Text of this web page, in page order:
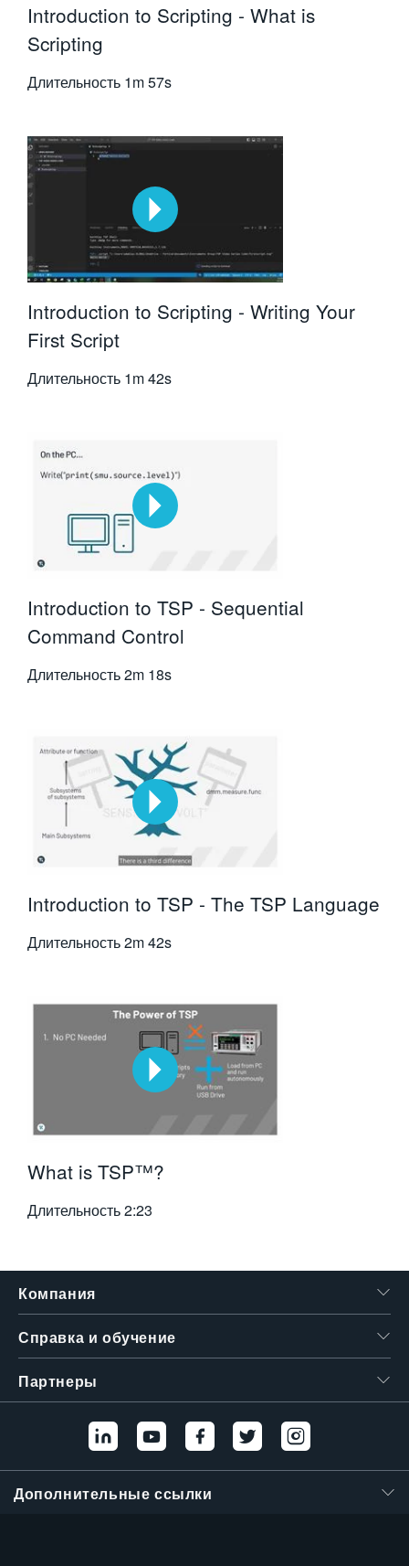
Introduction to Scripting - What is
Scripting
Длительность 1m 57s
Introduction to Scripting - Writing Your
First Script
Длительность 1m 42s
Introduction to TSP - Sequential
Command Control
Длительность2m 18s
Introduction to TSP - The TSP Language
Длительность2m 42s
What is TSP™?
Длительность2:23
Компания
Справка и обучение
Партнеры
Дополнительные ссылки